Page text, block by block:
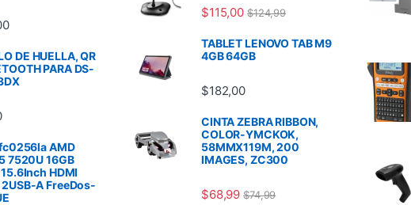
DE HUELLA, QR
PARA DS-
AMD
7520U 16GB
HDMI
A FreeDos-
$115,00 $124,99
TABLET LENOVO TAB M9
4GB 64GB
$182,00
CINTA ZEBRA RIBBON,
COLOR-YMCKOK,
58MMX119M, 200
IMAGES, ZC300
$68,99 $74,99